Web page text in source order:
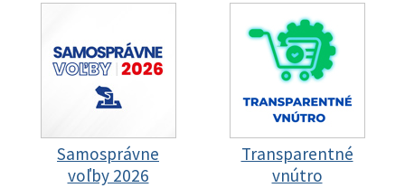
Samosprávne
voľby 2026
Transparentné
vnútro